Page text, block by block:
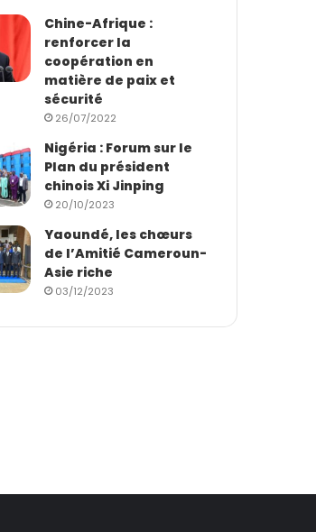
Chine-Afrique :
renforcer la
coopération en
matière de paix et
sécurité
26/07/2022
Nigéria : Forum sur le
Plan du président
chinois Xi Jinping
20/10/2023
Yaoundé, les chœurs
de l’Amitié Cameroun-
Asie riche
03/12/2023